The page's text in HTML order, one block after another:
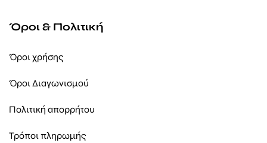
Όροι & Πολιτική
Όροι χρήσης
Όροι Διαγωνισμού
Πολιτική απορρήτου
Τρόποι πληρωμής